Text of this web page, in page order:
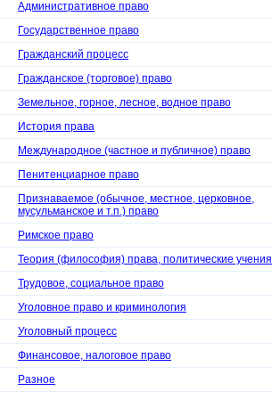
Административное право
Государственное право
Гражданский процесс
Гражданское (торговое) право
Земельное, горное, лесное, водное право
История права
Международное (частное и публичное) право
Пенитенциарное право
Признаваемое (обычное, местное, церковное,
мусульманское и т.п.) право
Римское право
Теория (философия) права, политические учения
Трудовое, социальное право
Уголовное право и криминология
Уголовный процесс
Финансовое, налоговое право
Разное